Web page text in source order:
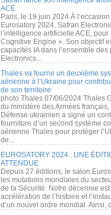
ACE
Paris, le 19 juin 2024 À
Eurosatory 2024, Safran
l’intelligence artificielle ACE, pour
Cognitive Engine ». Son objectif
capacités IA dans l’ensemble
Electronics...
Thales va fournir un deuxième
aérienne à l’Ukraine pour
de son territoire
photo Thales 07/06/2024 Thales
du ministère des Armées
Défense ukrainien a signé un
fourniture d’un second système
aérienne Thales pour protéger
de...
EUROSATORY 2024 : UNE
ATTENDUE
Depuis 27 éditions, le salon
les mutations mondiales du
de la Sécurité. Notre décennie
accélération de l’histoire et
d’un nouvel ordre mondial. Ainsi,